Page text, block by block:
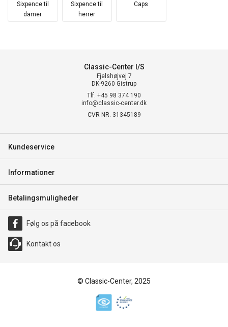
Sixpence til
damer
Sixpence til
herrer
Caps
Classic-Center I/S
Fjelshøjvej 7
DK-9260 Gistrup
Tlf. +45 98 374 190
info@classic-center.dk
CVR NR. 31345189
Kundeservice
Informationer
Betalingsmuligheder
Følg os på facebook
Kontakt os
© Classic-Center, 2025